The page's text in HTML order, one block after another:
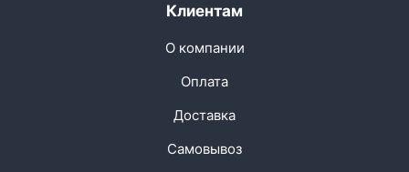
Клиентам
О компании
Оплата
Доставка
Самовывоз